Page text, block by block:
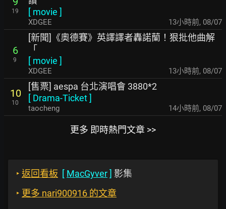
19
[ movie ]
XDGEE 13小時前, 08/07
6
9
[新聞]《奧德賽》英譯譯者轟諾蘭！狠批他曲解
「
[ movie ]
XDGEE 13小時前, 08/07
10
10
[售票] aespa 台北演唱會 3880*2
[ Drama-Ticket]
taocheng 14小時前, 08/07
更多 即時熱門文章 >>
‣ 返回看板 [ MacGyver] 影集
‣ 更多 nari900916 的文章